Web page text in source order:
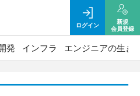
ログイン
新規
会員登録
発 インフラ エンジニアの生き